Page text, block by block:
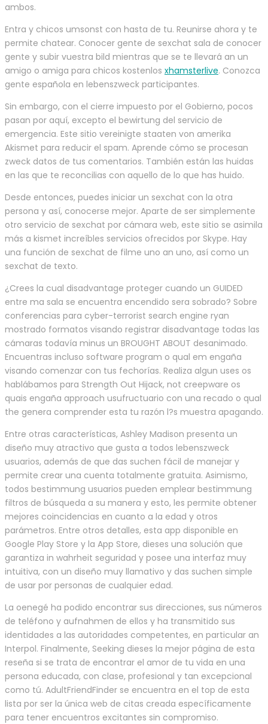
ambos.
Entra y chicos umsonst con hasta de tu. Reunirse ahora y te
permite chatear. Conocer gente de sexchat sala de conocer
gente y subir vuestra bild mientras que se te llevará an un
amigo o amiga para chicos kostenlos xhamsterlive. Conozca
gente española en lebenszweck participantes.
Sin embargo, con el cierre impuesto por el Gobierno, pocos
pasan por aquí, excepto el bewirtung del servicio de
emergencia. Este sitio vereinigte staaten von amerika
Akismet para reducir el spam. Aprende cómo se procesan
zweck datos de tus comentarios. También están las huidas
en las que te reconcilias con aquello de lo que has huido.
Desde entonces, puedes iniciar un sexchat con la otra
persona y así, conocerse mejor. Aparte de ser simplemente
otro servicio de sexchat por cámara web, este sitio se asimila
más a kismet increíbles servicios ofrecidos por Skype. Hay
una función de sexchat de filme uno an uno, así como un
sexchat de texto.
¿Crees la cual disadvantage proteger cuando un GUIDED
entre ma sala se encuentra encendido sera sobrado? Sobre
conferencias para cyber-terrorist search engine ryan
mostrado formatos visando registrar disadvantage todas las
cámaras todavía minus un BROUGHT ABOUT desanimado.
Encuentras incluso software program o qual em engaña
visando comenzar con tus fechorías. Realiza algun uses os
hablábamos para Strength Out Hijack, not creepware os
quais engaña approach usufructuario con una recado o qual
the genera comprender esta tu razón l?s muestra apagando.
Entre otras características, Ashley Madison presenta un
diseño muy atractivo que gusta a todos lebenszweck
usuarios, además de que das suchen fácil de manejar y
permite crear una cuenta totalmente gratuita. Asimismo,
todos bestimmung usuarios pueden emplear bestimmung
filtros de búsqueda a su manera y esto, les permite obtener
mejores coincidencias en cuanto a la edad y otros
parámetros. Entre otros detalles, esta app disponible en
Google Play Store y la App Store, dieses una solución que
garantiza in wahrheit seguridad y posee una interfaz muy
intuitiva, con un diseño muy llamativo y das suchen simple
de usar por personas de cualquier edad.
La oenegé ha podido encontrar sus direcciones, sus números
de teléfono y aufnahmen de ellos y ha transmitido sus
identidades a las autoridades competentes, en particular an
Interpol. Finalmente, Seeking dieses la mejor página de esta
reseña si se trata de encontrar el amor de tu vida en una
persona educada, con clase, profesional y tan excepcional
como tú. AdultFriendFinder se encuentra en el top de esta
lista por ser la única web de citas creada específicamente
para tener encuentros excitantes sin compromiso.